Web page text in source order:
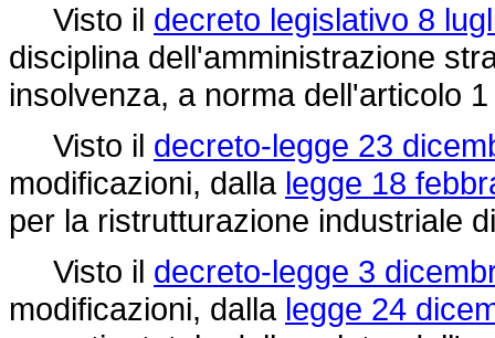
Visto il decreto legislativo 8
disciplina dell'amministrazione
insolvenza, a norma dell'articolo
Visto il decreto-legge 23
modificazioni, dalla legge 18
per la ristrutturazione industriale
Visto il decreto-legge 3
modificazioni, dalla legge 24